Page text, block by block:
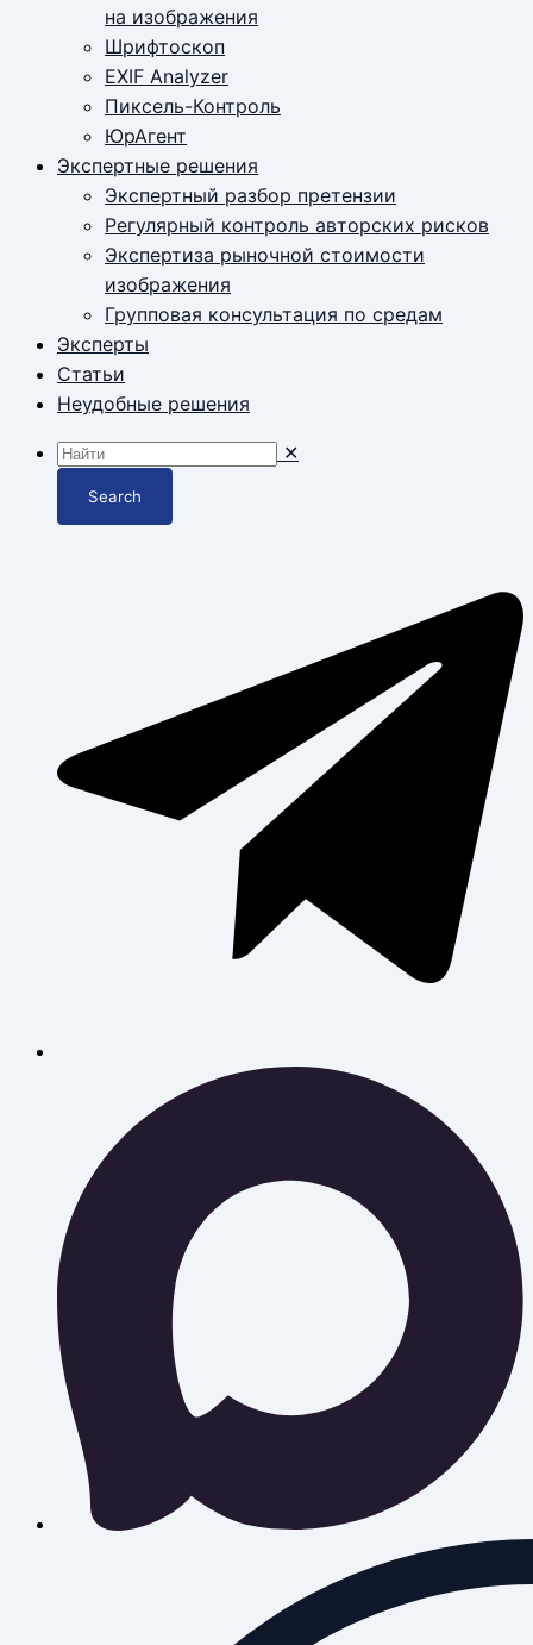
на изображения
Шрифтоскоп
EXIF Analyzer
Пиксель-Контроль
ЮрАгент
Экспертные решения
Экспертный разбор претензии
Регулярный контроль авторских рисков
Экспертиза рыночной стоимости
изображения
Групповая консультация по средам
Эксперты
Статьи
Неудобные решения
✕